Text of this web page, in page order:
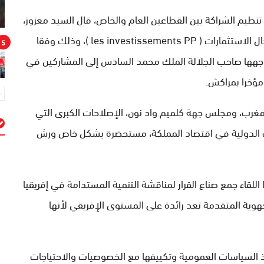
الشراكة بين القطاعين العام والخاص، قال السيد معزوز،
إن المغرب هو بصدد زيادة حصة القطاع الخاص في مجال الاستثمارات ( les investissements PP )، وذلك وفقا
وجهها صاحب الجلالة الملك محمد السادس إلى المشاركين في
مؤخرا بمراكش.
ومجلس جهة كلميم واد نون، الإصلاحات الكبرى التي
الدولية في اقتصاد المملكة، مستحضرة بشكل خاص ورش
جمع صناع القرار لمناقشة التنمية المستدامة في إفريقيا
المتقدمة تعد رائدة على المستوى الإفريقي لأنها
العمومية وتكييفها مع الخصوصيات والاحتياجات
5